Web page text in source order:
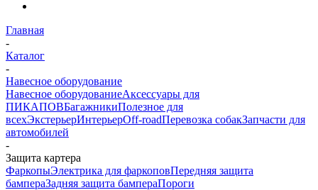
Главная
-
Каталог
-
Навесное оборудование
Навесное оборудованиеАксессуары для
ПИКАПОВБагажникиПолезное для
всехЭкстерьерИнтерьерOff-roadПеревозка собакЗапчасти для
автомобилей
-
Защита картера
ФаркопыЭлектрика для фаркоповПередняя защита
бампераЗадняя защита бампераПороги